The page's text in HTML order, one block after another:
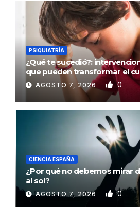
PSIQUIATRÍA
¿Qué te sucedió?:
que pueden transformar el
AGOSTO 7, 2026 0
CIENCIA ESPAÑA
¿Por qué no debemos mirar
al sol?
AGOSTO 7, 2026 0